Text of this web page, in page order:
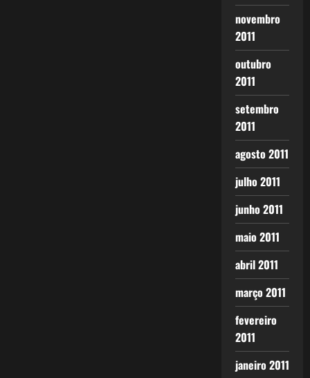
novembro
2011
outubro
2011
setembro
2011
agosto 2011
julho 2011
junho 2011
maio 2011
abril 2011
março 2011
fevereiro
2011
janeiro 2011